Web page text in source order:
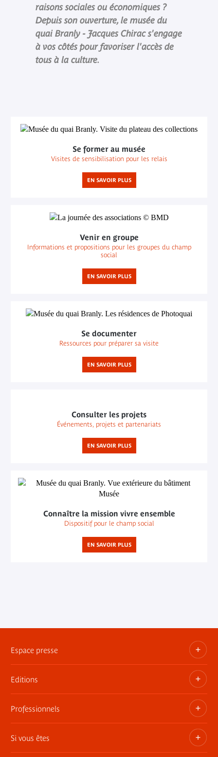
raisons sociales ou économiques ?
Depuis son ouverture, le musée du
quai Branly - Jacques Chirac s'engage
à vos côtés pour favoriser l'accès de
tous à la culture.
Se former au musée
Visites de sensibilisation pour les relais
EN SAVOIR PLUS
Venir en groupe
Informations et propositions pour les groupes du champ
social
EN SAVOIR PLUS
Se documenter
Ressources pour préparer sa visite
EN SAVOIR PLUS
Consulter les projets
Événements, projets et partenariats
EN SAVOIR PLUS
Connaître la mission vivre ensemble
Dispositif pour le champ social
EN SAVOIR PLUS
Espace presse
Dossiers, communiqués, bandes annonces
Contact presse
Editions
Les publications du musée
Professionnels
Privatisez les espaces
Si vous êtes